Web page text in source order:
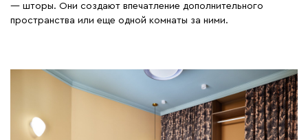
— шторы. Они создают впечатление дополнительного
пространства или еще одной комнаты за ними.